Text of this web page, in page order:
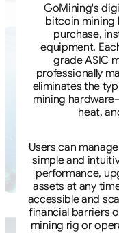
GoMining's
bitcoin mining
purchase,
equipment.
grade ASIC
professionally
eliminates the
mining
heat,
Users can
simple and
performance,
assets at any
accessible and
financial barriers
mining rig or